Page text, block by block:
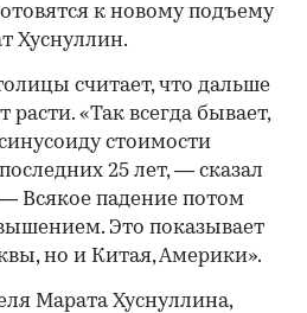
к новому подъему
Хуснуллин.
считает, что дальше
«Так всегда бывает,
стоимости
25 лет, — сказал
Всякое падение потом
Это показывает
но и Китая, Америки».
Марата Хуснуллина,